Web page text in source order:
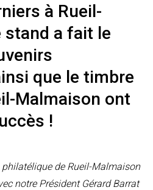
à Rueil-
stand a fait le
que le timbre
Malmaison ont
!
philatélique de Rueil-Malmaison
notre Président Gérard Barrat